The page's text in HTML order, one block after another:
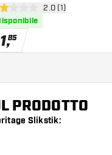
apri pannello
di valutazione
2.0 (1)
1,85
PRODOTTO
Slikstik: